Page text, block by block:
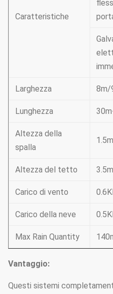
Caratteristiche
Larghezza 8m/
Lunghezza
Altezza della
spalla
Altezza del tetto
Carico di vento
Carico della neve
Max Rain Quantity
Vantaggio:
Questi sistemi